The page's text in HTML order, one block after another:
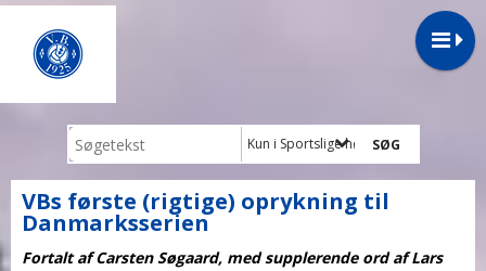
Kun i Sportslige højdepunkter
VBs første (rigtige) oprykning til
Danmarksserien
Fortalt af Carsten Søgaard, med supplerende ord af Lars